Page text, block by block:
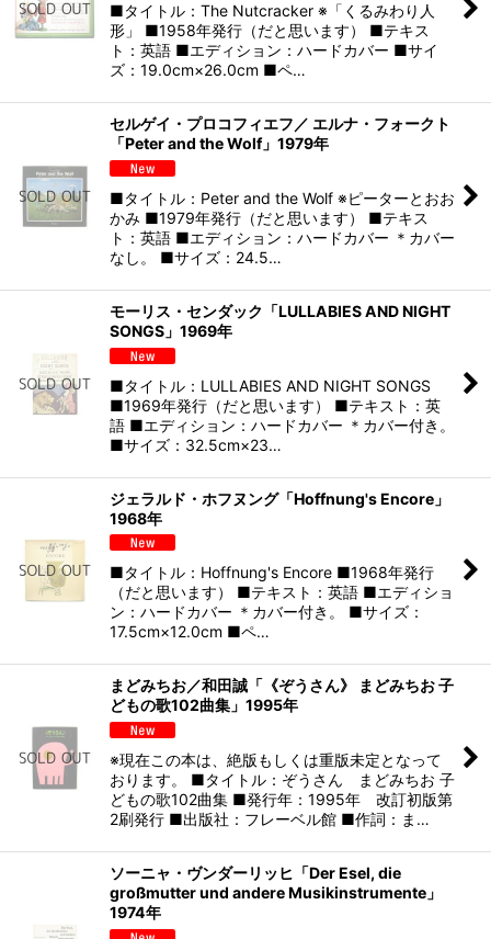
■タイトル：The Nutcracker ※「くるみわり人
形」 ■1958年発行（だと思います） ■テキス
ト：英語 ■エディション：ハードカバー ■サイ
ズ：19.0cm×26.0cm ■ペ…
セルゲイ・プロコフィエフ／ エルナ・フォークト
「Peter and the Wolf」1979年
■タイトル：Peter and the Wolf ※ピーターとおお
かみ ■1979年発行（だと思います） ■テキス
ト：英語 ■エディション：ハードカバー ＊カバー
なし。 ■サイズ：24.5…
モーリス・センダック「LULLABIES AND NIGHT
SONGS」1969年
■タイトル：LULLABIES AND NIGHT SONGS
■1969年発行（だと思います） ■テキスト：英
語 ■エディション：ハードカバー ＊カバー付き。
■サイズ：32.5cm×23…
ジェラルド・ホフヌング「Hoffnung's Encore」
1968年
■タイトル：Hoffnung's Encore ■1968年発行
（だと思います） ■テキスト：英語 ■エディショ
ン：ハードカバー ＊カバー付き。 ■サイズ：
17.5cm×12.0cm ■ペ…
まどみちお／和田誠「《ぞうさん》 まどみちお 子
どもの歌102曲集」1995年
※現在この本は、絶版もしくは重版未定となって
おります。 ■タイトル：ぞうさん まどみちお 子
どもの歌102曲集 ■発行年：1995年 改訂初版第
2刷発行 ■出版社：フレーベル館 ■作詞：ま…
ソーニャ・ヴンダーリッヒ「Der Esel, die
großmutter und andere Musikinstrumente」
1974年